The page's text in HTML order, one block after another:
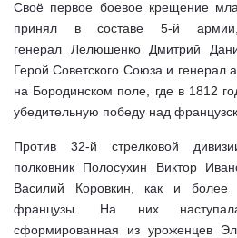
Своё первое боевое крещение
принял в составе 5-й
генерал Лелюшенко Дмитрий
Герой Советского Союза и генерал
на Бородинском поле, где в 1812
убедительную победу над
Против 32-й стрелковой
полковник Полосухин Виктор
Василий Коровкин, как и более
французы. На них
сформированная из уроженцев